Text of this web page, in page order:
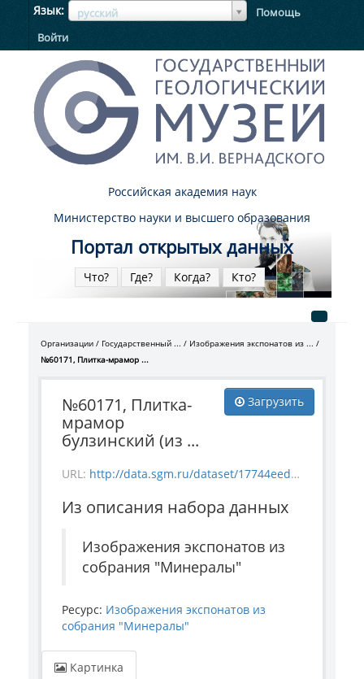
Язык русский
ЯзыкЯзык
Помощь
Войти
Российская академия наук
Министерство науки и высшего образования
Портал открытых данных
Что? Где? Когда? Кто?
Организации Государственный ...
Изображения экспонатов из ...
№60171, Плитка-мрамор ...
Загрузить
№60171, Плитка-
мрамор
булзинский (из ...
URL: http://data.sgm.ru/dataset/17744eed-27fa-4a9a-bc72-4e657fa570af/resource/1e35d1b1-4651-4f83-8e65-2b0e318fffd4/download/1-993-60171.jpg
Из описания набора данных
Изображения экспонатов из
собрания "Минералы"
Ресурс: Изображения экспонатов из
собрания "Минералы"
Картинка